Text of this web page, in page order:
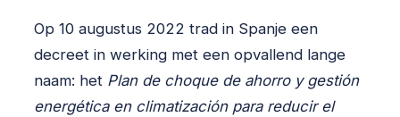
Op 10 augustus 2022 trad in Spanje een
decreet in werking met een opvallend lange
naam: het Plan de choque de ahorro y gestión
energética en climatización para reducir el